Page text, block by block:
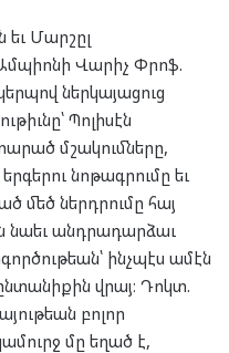
եւ Մարշըլ
Վարիչ Փրոֆ.
ներկայացուց
Պոլիսէն
մշակումները,
նոթագրումը եւ
մեծ ներդրումը հայ
նաեւ անդրադարձաւ
ինչպէս ամէն
վրայ։ Դոկտ.
բոլոր
մը եղած է,